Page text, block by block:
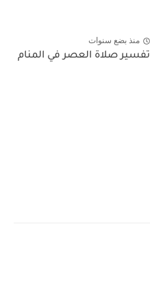
منذ بضع سنوات
تفسير صلاة العصر في المنام